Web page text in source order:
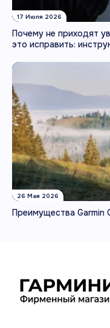
17 Июля 2026
Почему не приходят
это исправить:
26 Мая 2026
Преимущества Garmin